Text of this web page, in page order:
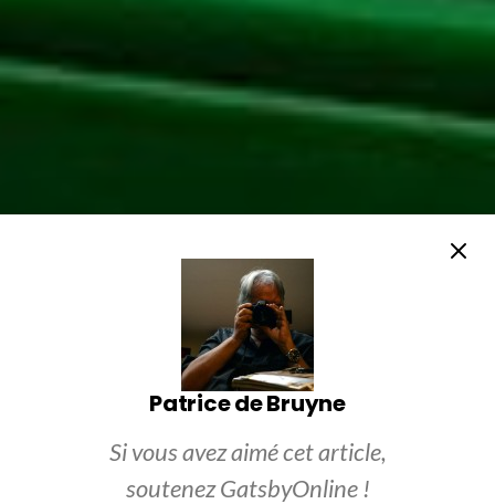
Patrice de Bruyne
Si vous avez aimé cet article,
soutenez GatsbyOnline !